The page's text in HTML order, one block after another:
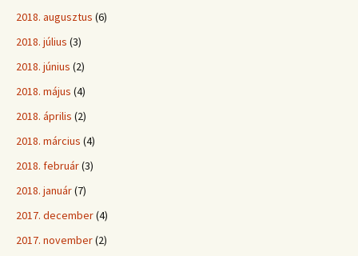
2018. augusztus (6)
2018. július (3)
2018. június (2)
2018. május (4)
2018. április (2)
2018. március (4)
2018. február(3)
2018. január(7)
2017. december(4)
2017. november(2)